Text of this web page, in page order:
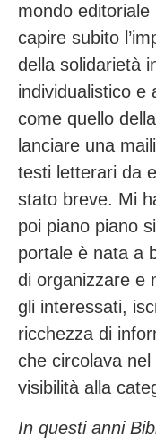
mondo
capire subito
della solidarietà
individualistico e
come quello
lanciare una
testi letterari da
stato breve. Mi
poi piano piano
portale è nata a
di organizzare e
gli interessati,
ricchezza di
che circolava
visibilità alla
In questi anni